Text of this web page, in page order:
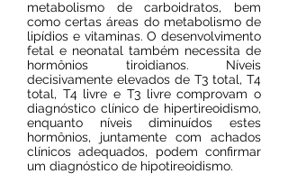
metabolismo de carboidratos, bem
como certas áreas do metabolismo de
lipídios e vitaminas. O desenvolvimento
fetal e neonatal também necessita de
hormônios tiroidianos. Níveis
decisivamente elevados de T3 total, T4
total, T4 livre e T3 livre comprovam o
diagnóstico clínico de hipertireoidismo,
enquanto níveis diminuídos estes
hormônios, juntamente com achados
clínicos adequados, podem confirmar
um diagnóstico de hipotireoidismo.